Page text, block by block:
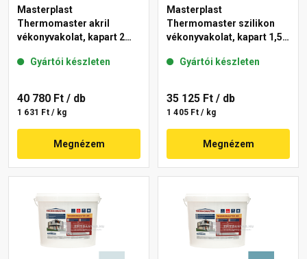
Masterplast
Thermomaster akril
vékonyvakolat, kapart 2
Gyártói készleten
40 780 Ft / db
1 631 Ft / kg
Megnézem
Masterplast
Thermomaster szilikon
vékonyvakolat, kapart 1,5
Gyártói készleten
35 125 Ft / db
1 405 Ft / kg
Megnézem